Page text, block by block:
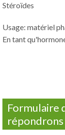
Stéroïdes
Usage: matériel
En tant
Formulaire
répondrons